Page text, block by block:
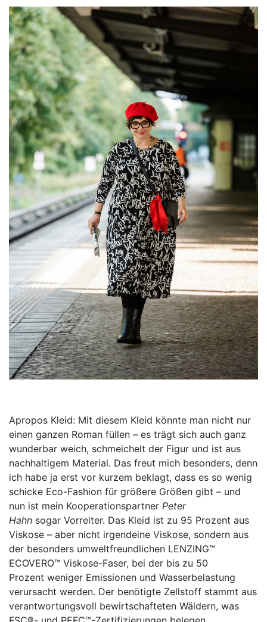
Apropos Kleid: Mit diesem Kleid könnte man nicht nur
einen ganzen Roman füllen – es trägt sich auch ganz
wunderbar weich, schmeichelt der Figur und ist aus
nachhaltigem Material. Das freut mich besonders, denn
ich habe ja erst vor kurzem beklagt, dass es so wenig
schicke Eco-Fashion für größere Größen gibt – und
nun ist mein Kooperationspartner Peter
Hahn sogar Vorreiter. Das Kleid ist zu 95 Prozent aus
Viskose – aber nicht irgendeine Viskose, sondern aus
der besonders umweltfreundlichen LENZING™
ECOVERO™ Viskose-Faser, bei der bis zu 50
Prozent weniger Emissionen und Wasserbelastung
verursacht werden. Der benötigte Zellstoff stammt aus
verantwortungsvoll bewirtschafteten Wäldern, was